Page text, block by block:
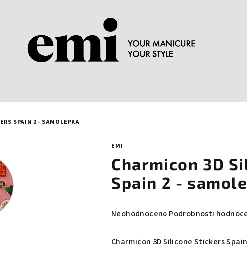
SPAIN 2 - SAMOLEPKA
EMI
Charmicon 3D
Spain 2 -
Průměrné
produktu
Neohodnoceno Podrobnosti
Charmicon 3D Silicone Stickers